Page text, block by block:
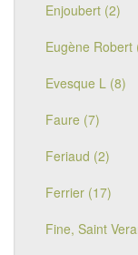
Enjoubert (2)
Eugène Robert
Evesque L (8)
Faure (7)
Feriaud (2)
Ferrier (17)
Fine, Saint